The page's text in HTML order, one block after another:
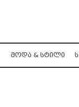
ᲛᲝᲓᲐ & ᲡᲢᲘᲚᲘ